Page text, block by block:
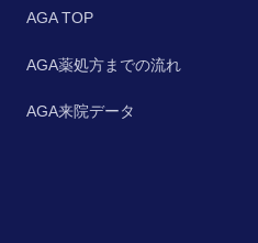
AGA TOP
AGA薬処方までの流れ
AGA来院データ